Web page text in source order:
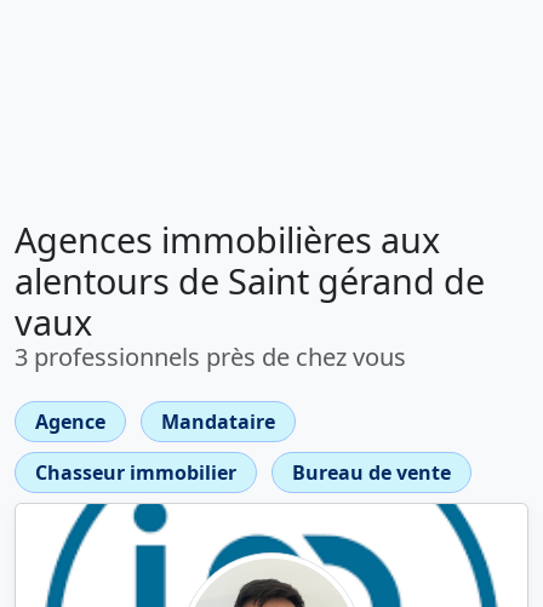
Agences immobilières aux
alentours de Saint gérand de
vaux
3 professionnels près de chez vous
Agence
Mandataire
Chasseur immobilier
Bureau de vente